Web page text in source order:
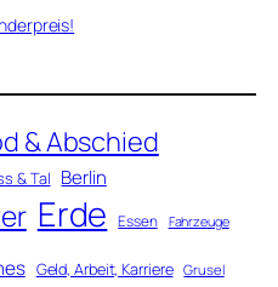
& Abschied
& Tal Berlin
Erde Essen Fahrzeuge
Geld, Arbeit, Karriere Grusel